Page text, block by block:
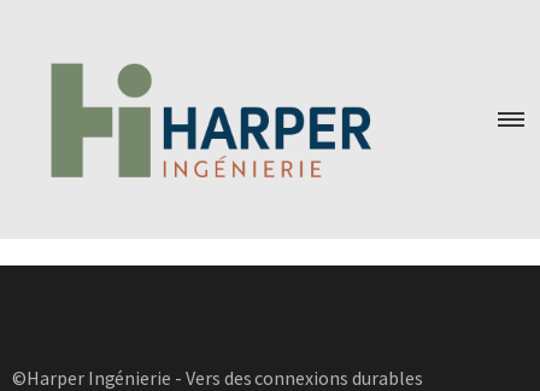
©Harper Ingénierie - Vers des connexions durables